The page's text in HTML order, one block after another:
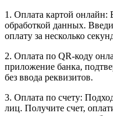
1. Оплата картой онлайн:
обработкой данных.
оплату за несколько
2. Оплата по QR-коду
приложение банка,
без ввода реквизитов.
3. Оплата по счету:
лиц. Получите счет,